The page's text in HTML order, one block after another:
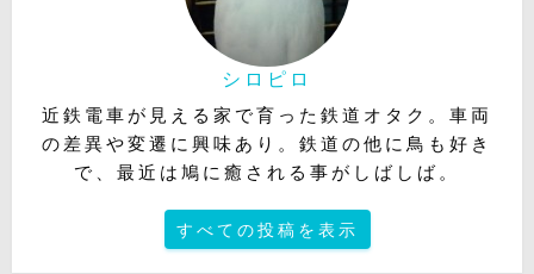
シロピロ
近鉄電車が見える家で育った鉄道オタク。車両
の差異や変遷に興味あり。鉄道の他に鳥も好き
で、最近は鳩に癒される事がしばしば。
すべての投稿を表示